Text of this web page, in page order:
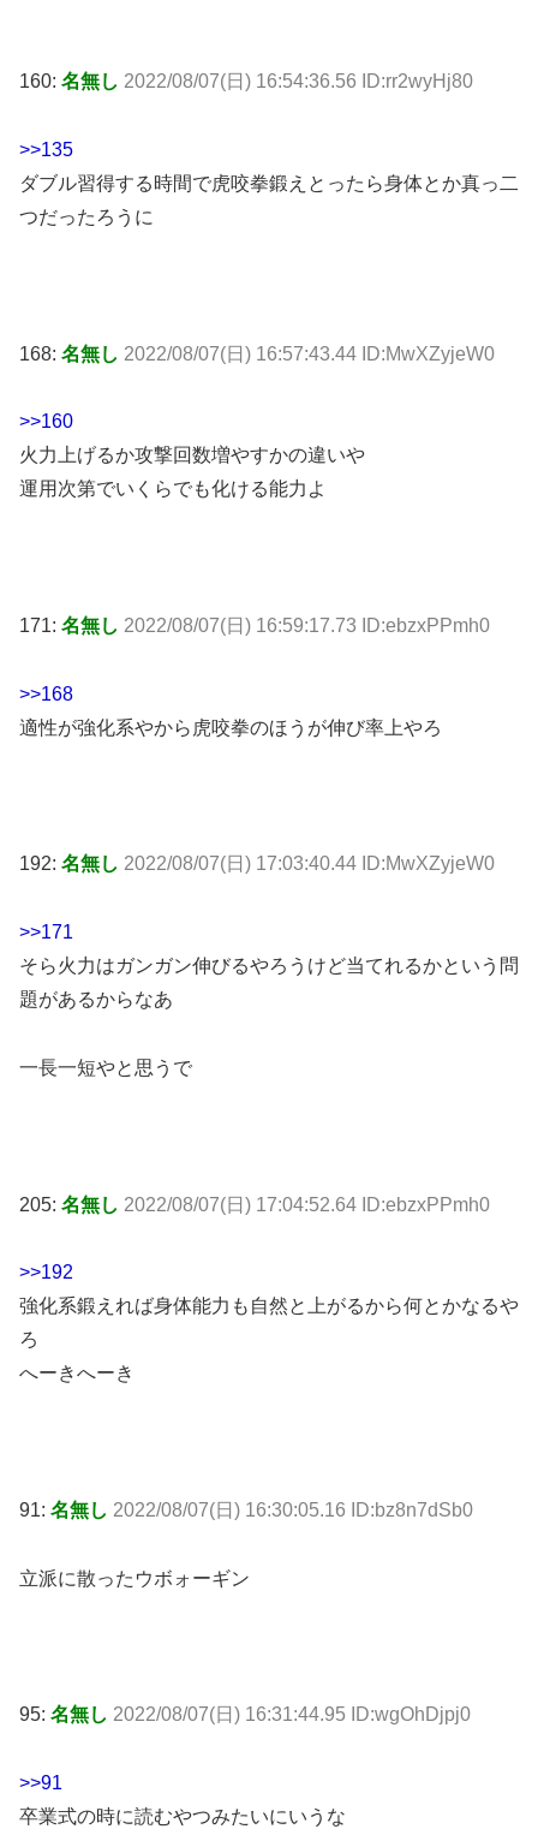
160: 名無し 2022/08/07(日) 16:54:36.56 ID:rr2wyHj80
>>135
ダブル習得する時間で虎咬拳鍛えとったら身体とか真っ二
つだったろうに
168: 名無し 2022/08/07(日) 16:57:43.44 ID:MwXZyjeW0
>>160
火力上げるか攻撃回数増やすかの違いや
運用次第でいくらでも化ける能力よ
171: 名無し 2022/08/07(日) 16:59:17.73 ID:ebzxPPmh0
>>168
適性が強化系やから虎咬拳のほうが伸び率上やろ
192: 名無し 2022/08/07(日) 17:03:40.44 ID:MwXZyjeW0
>>171
そら火力はガンガン伸びるやろうけど当てれるかという問
題があるからなあ
一長一短やと思うで
205: 名無し 2022/08/07(日) 17:04:52.64 ID:ebzxPPmh0
>>192
強化系鍛えれば身体能力も自然と上がるから何とかなるや
ろ
へーきへーき
91: 名無し 2022/08/07(日) 16:30:05.16 ID:bz8n7dSb0
立派に散ったウボォーギン
95: 名無し 2022/08/07(日) 16:31:44.95 ID:wgOhDjpj0
>>91
卒業式の時に読むやつみたいにいうな